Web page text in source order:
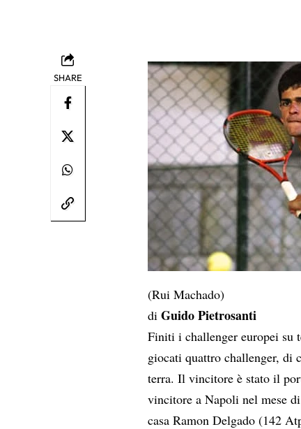
SHARE
(Rui Machado)
diGuido Pietrosanti
Finiti i challenger europei su
giocati quattro challenger, di
terra. Il vincitore è stato il
vincitore a Napoli nel mese
casa Ramon Delgado (142